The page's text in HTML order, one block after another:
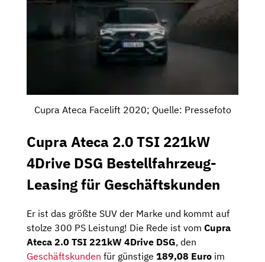
Cupra Ateca Facelift 2020; Quelle: Pressefoto
Cupra Ateca 2.0 TSI 221kW
4Drive DSG Bestellfahrzeug-
Leasing für Geschäftskunden
Er ist das größte SUV der Marke und kommt auf
stolze 300 PS Leistung! Die Rede ist vom Cupra
Ateca 2.0 TSI 221kW 4Drive DSG, den
Geschäftskunden für günstige 189,08 Euro im